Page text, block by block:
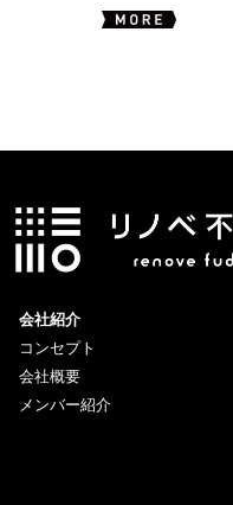
会社紹介
コンセプト
会社概要
メンバー紹介